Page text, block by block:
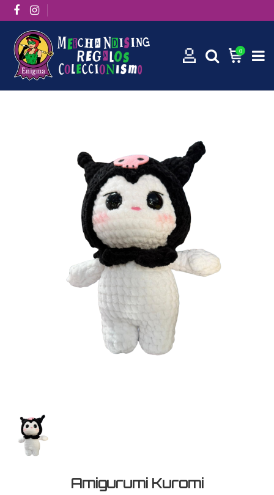
0
Amigurumi Kuromi